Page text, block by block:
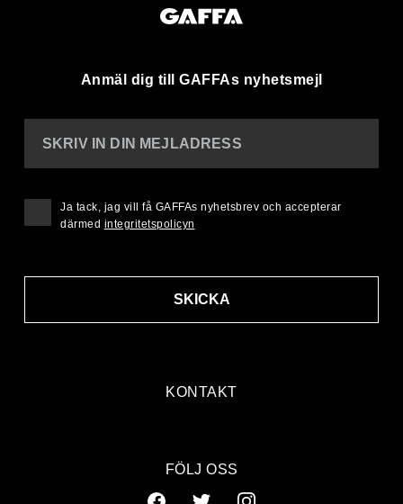
Anmäl dig till GAFFAs nyhetsmejl
KONTAKT
SKRIV IN DIN MEJLADRESS
SKICKA
Ja tack, jag vill få GAFFAs nyhetsbrev och accepterar
därmed integritetspolicyn
FÖLJ OSS